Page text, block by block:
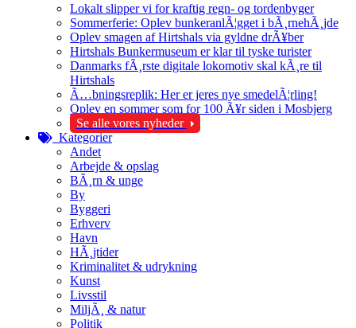
Lokalt slipper vi for kraftig regn- og tordenbyger
Sommerferie: Oplev bunkeranlÃ¦gget i bÃ¸rnehÃ¸jde
Oplev smagen af Hirtshals via gyldne drÃ¥ber
Hirtshals Bunkermuseum er klar til tyske turister
Danmarks fÃ¸rste digitale lokomotiv skal kÃ¸re til
Hirtshals
Ã…bningsreplik: Her er jeres nye smedelÃ¦rling!
Oplev en sommer som for 100 Ã¥r siden i Mosbjerg
Se alle vores nyheder
Kategorier
Andet
Arbejde & opslag
BÃ¸rn & unge
By
Byggeri
Erhverv
Havn
HÃ¸jtider
Kriminalitet & udrykning
Kunst
Livsstil
MiljÃ¸ & natur
Politik